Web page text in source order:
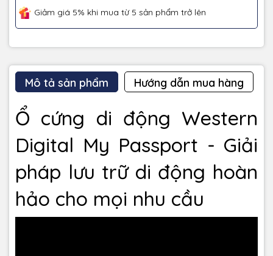
Giảm giá 5% khi mua từ 5 sản phẩm trở lên
Mô tả sản phẩm Hướng dẫn mua hàng
Ổ cứng di động Western
Digital My Passport - Giải
pháp lưu trữ di động hoàn
hảo cho mọi nhu cầu